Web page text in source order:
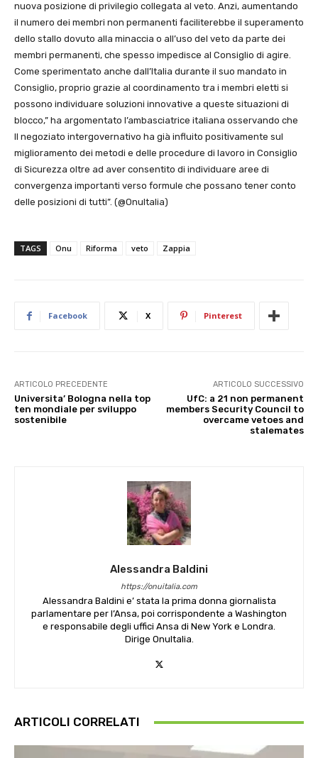
nuova posizione di privilegio collegata al veto. Anzi, aumentando
il numero dei membri non permanenti faciliterebbe il superamento
dello stallo dovuto alla minaccia o all’uso del veto da parte dei
membri permanenti, che spesso impedisce al Consiglio di agire.
Come sperimentato anche dall’Italia durante il suo mandato in
Consiglio, proprio grazie al coordinamento tra i membri eletti si
possono individuare soluzioni innovative a queste situazioni di
blocco,” ha argomentato l’ambasciatrice italiana osservando che
Il negoziato intergovernativo ha già influito positivamente sul
miglioramento dei metodi e delle procedure di lavoro in Consiglio
di Sicurezza oltre ad aver consentito di individuare aree di
convergenza importanti verso formule che possano tener conto
delle posizioni di tutti”. (@OnuItalia)
TAGS Onu Riforma veto Zappia
Facebook X Pinterest
ARTICOLO PRECEDENTE
Universita’ Bologna nella top
ten mondiale per sviluppo
sostenibile
ARTICOLO SUCCESSIVO
UfC: a 21 non permanent
members Security Council to
overcame vetoes and
stalemates
Alessandra Baldini
https://onuitalia.com
Alessandra Baldini e’ stata la prima donna giornalista
parlamentare per l’Ansa, poi corrispondente a Washington
e responsabile degli uffici Ansa di New York e Londra.
Dirige OnuItalia.
ARTICOLI CORRELATI